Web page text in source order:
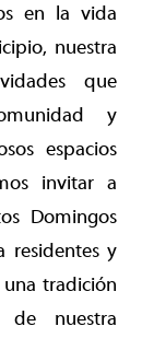
en la vida
nuestra
que
y
espacios
invitar a
Domingos
residentes y
tradición
de nuestra